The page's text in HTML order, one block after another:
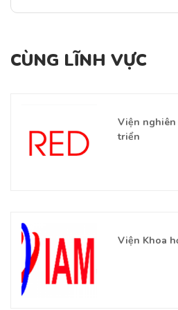
CÙNG LĨNH VỰC
Viện nghiên
triển
Viện Khoa